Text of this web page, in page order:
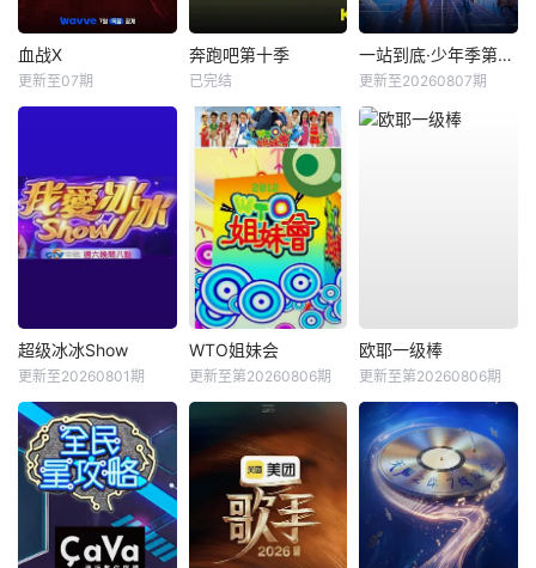
血战X
更新至07期
奔跑吧第十季
已完结
一站到底·少年季第2季
更新至20260807期
超级冰冰Show
更新至20260801期
WTO姐妹会
更新至第20260806期
欧耶一级棒
更新至第20260806期